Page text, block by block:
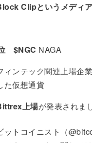
Clipというメディ
$NGC NAGA
ィンテック関連上場企
た仮想通貨
上場が発表されま
ットコイニスト（